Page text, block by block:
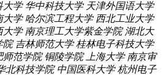
大学 华中科技大学 天津外国语大学
大学 哈尔滨工程大学 西北工业大学
大学 南京理工大学紫金学院 湖北大
院 吉林师范大学 桂林电子科技大学
师范学院 铜陵学院 上海大学 南京审
北科技学院 中国医科大学 杭州电子